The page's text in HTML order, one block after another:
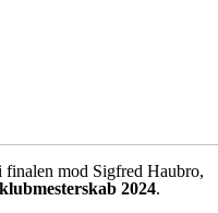
finalen mod Sigfred Haubro,
2024.